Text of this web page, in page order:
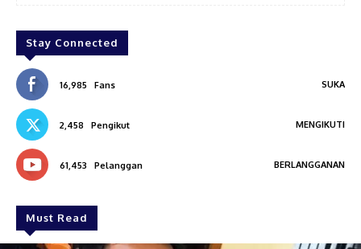
Stay Connected
16,985 Fans SUKA
2,458 Pengikut MENGIKUTI
61,453 Pelanggan BERLANGGANAN
Must Read